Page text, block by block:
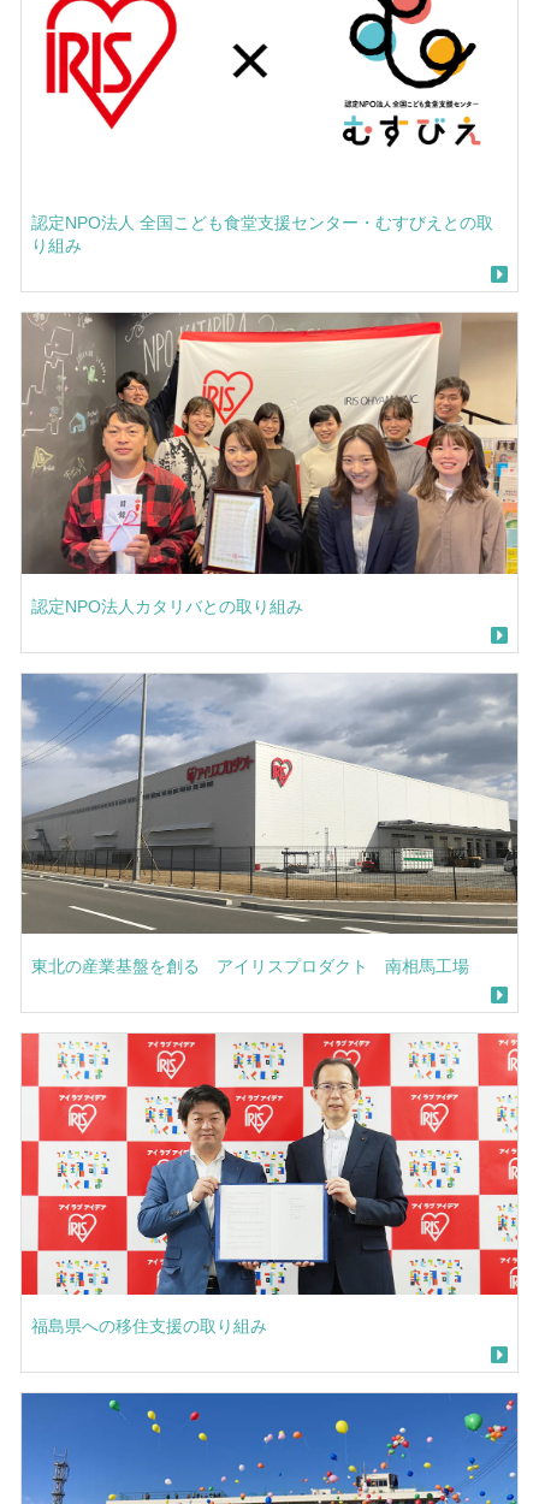
認定NPO法人 全国こども食堂支援センター・むすびえとの取
り組み
認定NPO法人カタリバとの取り組み
東北の産業基盤を創る アイリスプロダクト 南相馬工場
福島県への移住支援の取り組み